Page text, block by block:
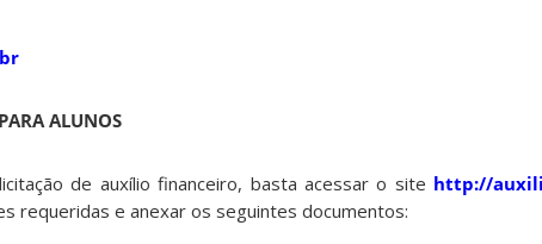
ALUNOS
de auxílio financeiro, basta acessar o site http://
requeridas e anexar os seguintes documentos: